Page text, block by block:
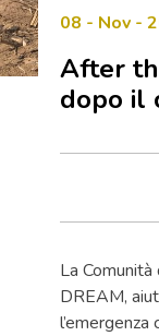
08 - Nov -
After
dopo il
La Comunità
DREAM,